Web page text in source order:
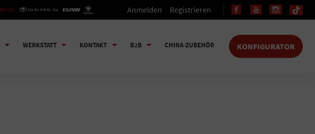
Anmelden Registrieren
WERKSTATT KONTAKT B2B CHINA-ZUBEHÖR KONFIGURATOR